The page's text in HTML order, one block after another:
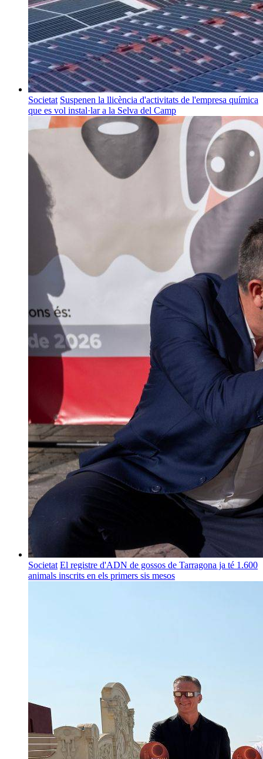
Societat Suspenen la llicència d'activitats de l'empresa química
que es vol instal·lar a la Selva del Camp
Societat El registre d'ADN de gossos de Tarragona ja té 1.600
animals inscrits en els primers sis mesos